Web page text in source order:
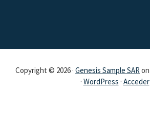
Copyright © 2026 · Genesis Sample SARon
· WordPress · Acceder